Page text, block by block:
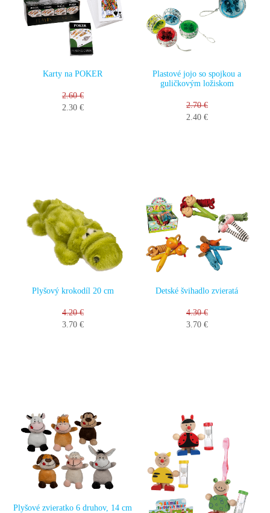
Karty na POKER
2.60 €
2.30 €
Plastové jojo so spojkou a
guličkovým ložiskom
2.70 €
2.40 €
Plyšový krokodíl 20 cm
4.20 €
3.70 €
Detské švihadlo zvieratá
4.30 €
3.70 €
Plyšové zvieratko 6 druhov, 14 cm